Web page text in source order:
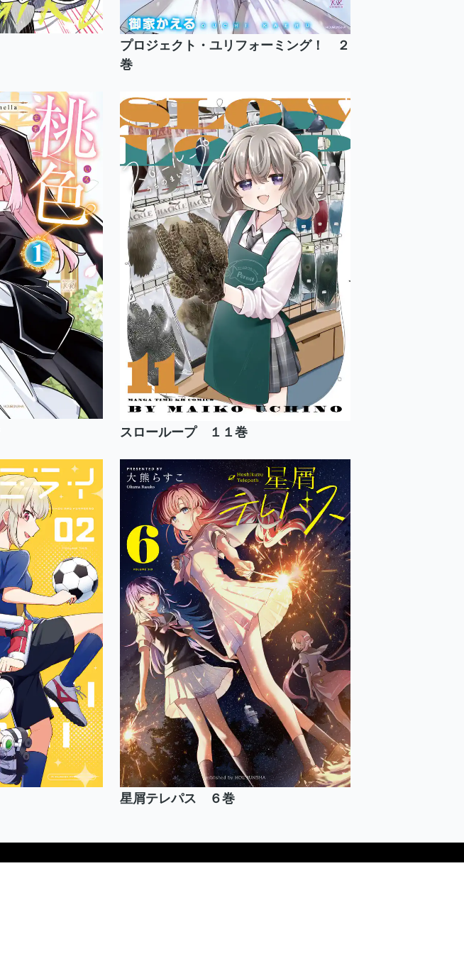
プロジェクト・ユリフォーミング！ ２
巻
スローループ １１巻
星屑テレパス ６巻